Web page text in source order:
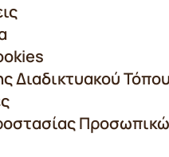
Διαδικτυακού Τόπου